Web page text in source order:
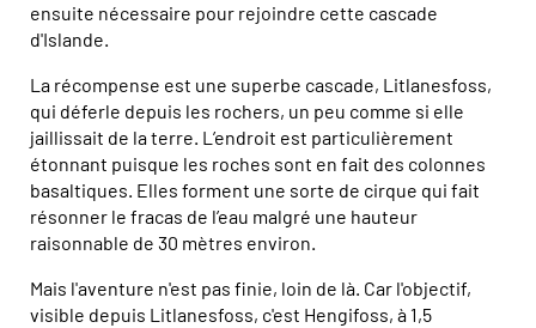
ensuite nécessaire pour rejoindre cette cascade
d'Islande.
La récompense est une superbe cascade, Litlanesfoss,
qui déferle depuis les rochers, un peu comme si elle
jaillissait de la terre. L’endroit est particulièrement
étonnant puisque les roches sont en fait des colonnes
basaltiques. Elles forment une sorte de cirque qui fait
résonner le fracas de l’eau malgré une hauteur
raisonnable de 30 mètres environ.
Mais l'aventure n'est pas finie, loin de là. Car l'objectif,
visible depuis Litlanesfoss, c'est Hengifoss, à 1,5